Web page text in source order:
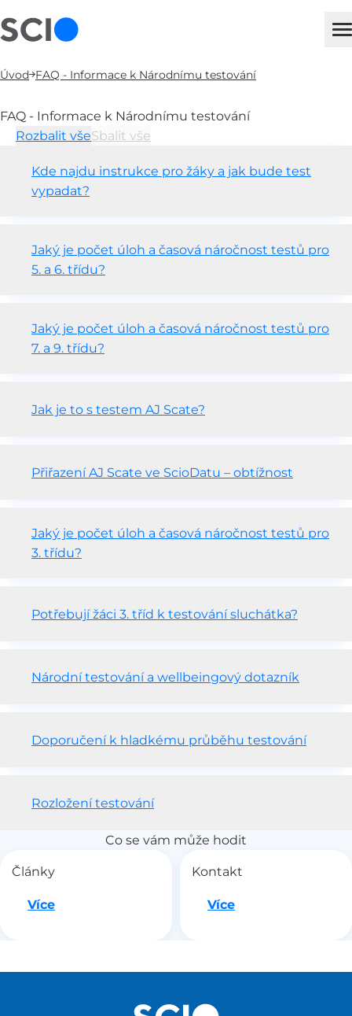
Úvod FAQ - Informace k Národnímu testování
FAQ - Informace k Národnímu testování
Rozbalit všeSbalit vše
Kde najdu instrukce pro žáky a jak bude test
vypadat?
Jaký je počet úloh a časová náročnost testů pro
5. a 6. třídu?
Jaký je počet úloh a časová náročnost testů pro
7. a 9. třídu?
Jak je to s testem AJ Scate?
Přiřazení AJ Scate ve ScioDatu – obtížnost
Jaký je počet úloh a časová náročnost testů pro
3. třídu?
Potřebují žáci 3. tříd k testování sluchátka?
Národní testování a wellbeingový dotazník
Doporučení k hladkému průběhu testování
Rozložení testování
Co se vám může hodit
Články
VíceJdeme na to
Kontakt
VíceJdeme na to